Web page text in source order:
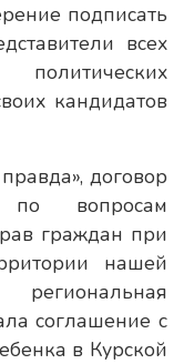
подписать
всех
кандидатов
договор
по вопросам
граждан при
нашей
соглашение с
в Курской